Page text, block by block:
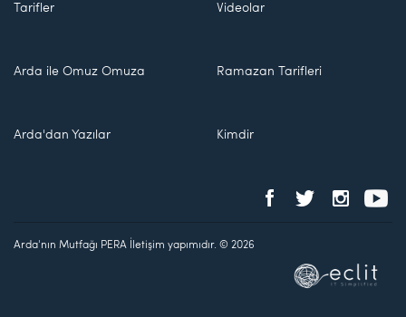
Tarifler Videolar
Arda ile Omuz Omuza Ramazan Tarifleri
Arda'dan Yazılar Kimdir
Arda'nın Mutfağı PERA İletişim yapımıdır. © 2026